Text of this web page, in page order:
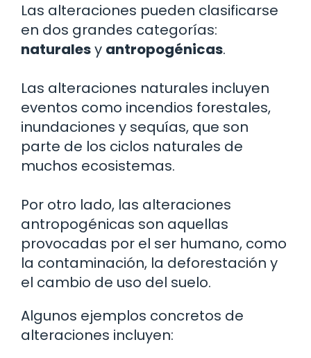
Las alteraciones pueden clasificarse
en dos grandes categorías:
naturalesy antropogénicas.
Las alteraciones naturales incluyen
eventos como incendios forestales,
inundaciones y sequías, que son
parte de los ciclos naturales de
muchos ecosistemas.
Por otro lado, las alteraciones
antropogénicas son aquellas
provocadas por el ser humano, como
la contaminación, la deforestación y
el cambio de uso del suelo.
Algunos ejemplos concretos de
alteraciones incluyen: